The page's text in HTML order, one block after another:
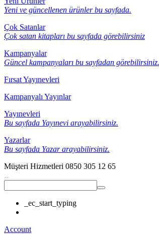
Yeni ve güncellenen ürünler bu sayfada.
Çok Satanlar
Çok satan kitapları bu sayfada görebilirsiniz
Kampanyalar
Güncel kampanyaları bu sayfadan görebilirsiniz.
Fırsat Yayınevleri
Kampanyalı Yayınlar
Yayınevleri
Bu sayfada Yayınevi arayabilirsiniz.
Yazarlar
Bu sayfada Yazar arayabilirsiniz.
Müşteri Hizmetleri 0850 305 12 65
_ec_start_typing
Account